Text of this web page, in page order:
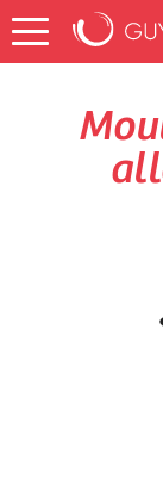
Accueil